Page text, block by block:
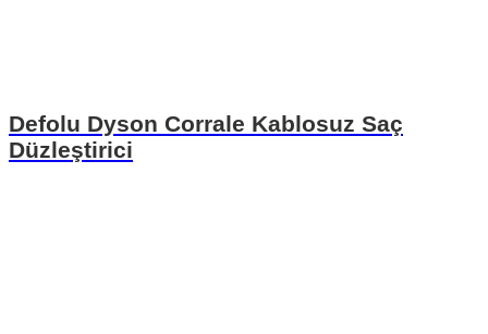
Defolu Dyson Corrale Kablosuz Saç
Düzleştirici